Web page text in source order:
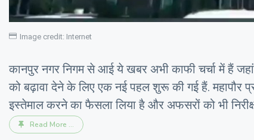
Image credit: Internet
कानपुर नगर निगम से आई ये खबर अभी काफी चर्चा में हैं
को बढ़ावा देने के लिए एक नई पहल शुरू की गई हैं. महापौर
इस्तेमाल करने का फैसला लिया है और अफसरों को भी
Read More ...